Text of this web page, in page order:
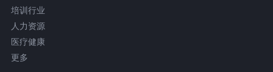
培训行业
人力资源
医疗健康
更多